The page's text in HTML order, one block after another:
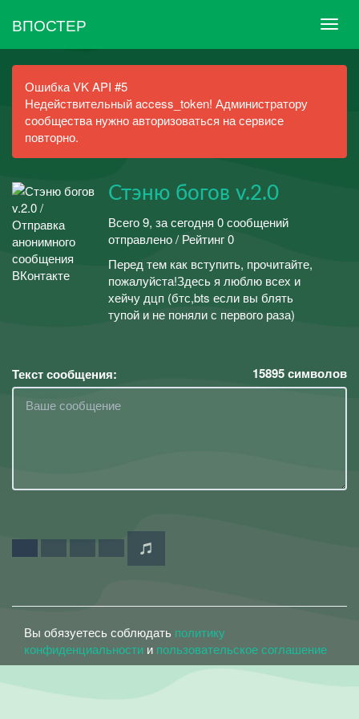
ВПОСТЕР
Ошибка VK API #5
Недействительный access_token! Администратору
сообщества нужно авторизоваться на сервисе
повторно.
Стэню богов v.2.0
Всего 9, за сегодня 0 сообщений
отправлено / Рейтинг 0
Перед тем как вступить, прочитайте,
пожалуйста!Здесь я люблю всех и
хейчу дцп (бтс,bts если вы блять
тупой и не поняли с первого раза)
Текст сообщения: 15895символов
Вы обязуетесь соблюдать политику
конфиденциальности и пользовательское соглашение